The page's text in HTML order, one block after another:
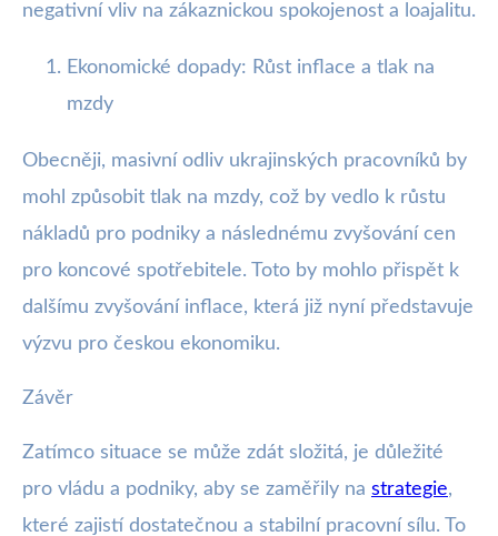
negativní vliv na zákaznickou spokojenost a loajalitu.
Ekonomické dopady: Růst inflace a tlak na
mzdy
Obecněji, masivní odliv ukrajinských pracovníků by
mohl způsobit tlak na mzdy, což by vedlo k růstu
nákladů pro podniky a následnému zvyšování cen
pro koncové spotřebitele. Toto by mohlo přispět k
dalšímu zvyšování inflace, která již nyní představuje
výzvu pro českou ekonomiku.
Závěr
Zatímco situace se může zdát složitá, je důležité
pro vládu a podniky, aby se zaměřily na strategie,
které zajistí dostatečnou a stabilní pracovní sílu. To